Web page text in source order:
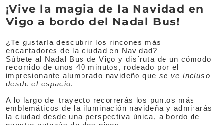
¡Vive la magia de la Navidad en
Vigo a bordo del Nadal Bus!
¿Te gustaría descubrir los rincones más
encantadores de la ciudad en Navidad?
Súbete al Nadal Bus de Vigo y disfruta de un cómodo
recorrido de unos 40 minutos, rodeado por el
impresionante alumbrado navideño que se ve incluso
desde el espacio.
A lo largo del trayecto recorrerás los puntos más
emblemáticos de la iluminación navideña y admirarás
la ciudad desde una perspectiva única, a bordo de